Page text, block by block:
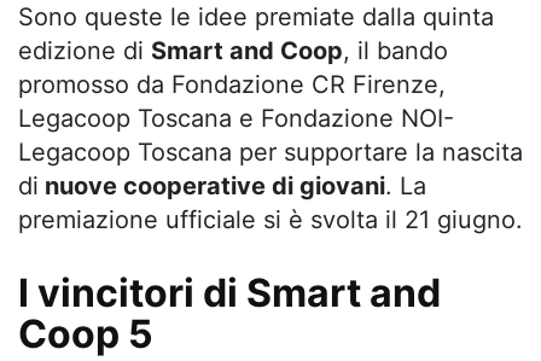
Sono queste le idee premiate dalla quinta
edizione di Smart and Coop, il bando
promosso da Fondazione CR Firenze,
Legacoop Toscana e Fondazione NOI-
Legacoop Toscana per supportare la nascita
di nuove cooperative di giovani. La
premiazione ufficiale si è svolta il 21 giugno.
I vincitori di Smart and
Coop 5